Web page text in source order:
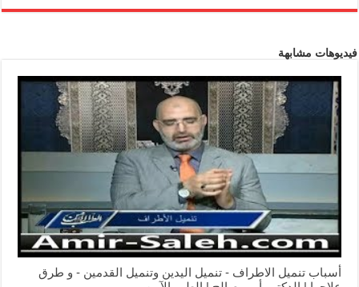
فيديوهات مشابهة
أسباب تنميل الاطراف - تنميل اليدين وتنميل القدمين - و طرق